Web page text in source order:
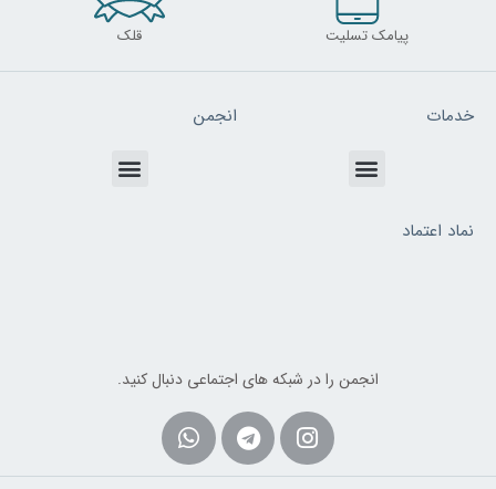
پیامک تسلیت قلک
خدمات
Menu
انجمن
Menu
نماد اعتماد
انجمن را در شبکه های اجتماعی دنبال کنید.
Instagram
Telegram
Whatsapp